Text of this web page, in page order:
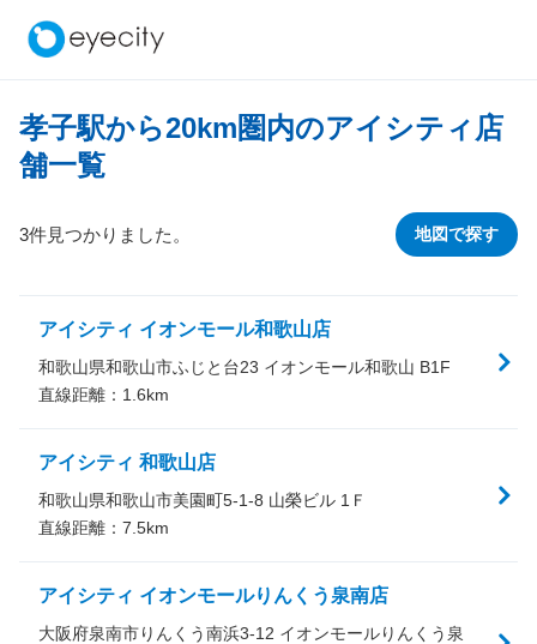
孝子駅から20km圏内のアイシティ店
舗一覧
地図で探す
3件見つかりました。
アイシティ イオンモール和歌山店
和歌山県和歌山市ふじと台23 イオンモール和歌山 B1F
直線距離： 1.6km
アイシティ 和歌山店
和歌山県和歌山市美園町5-1-8 山榮ビル 1Ｆ
直線距離： 7.5km
アイシティ イオンモールりんくう泉南店
大阪府泉南市りんくう南浜3-12 イオンモールりんくう泉